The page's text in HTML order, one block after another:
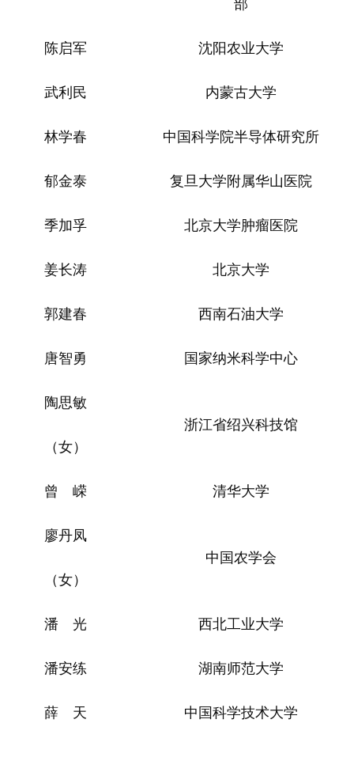
部
陈启军 沈阳农业大学
武利民 内蒙古大学
林学春 中国科学院半导体研究所
郁金泰 复旦大学附属华山医院
季加孚 北京大学肿瘤医院
姜长涛 北京大学
郭建春 西南石油大学
唐智勇 国家纳米科学中心
陶思敏
（女）
浙江省绍兴科技馆
曾 嵘 清华大学
廖丹凤
（女）
中国农学会
潘 光 西北工业大学
潘安练 湖南师范大学
薛 天 中国科学技术大学